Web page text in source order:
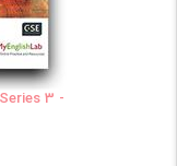
3 -